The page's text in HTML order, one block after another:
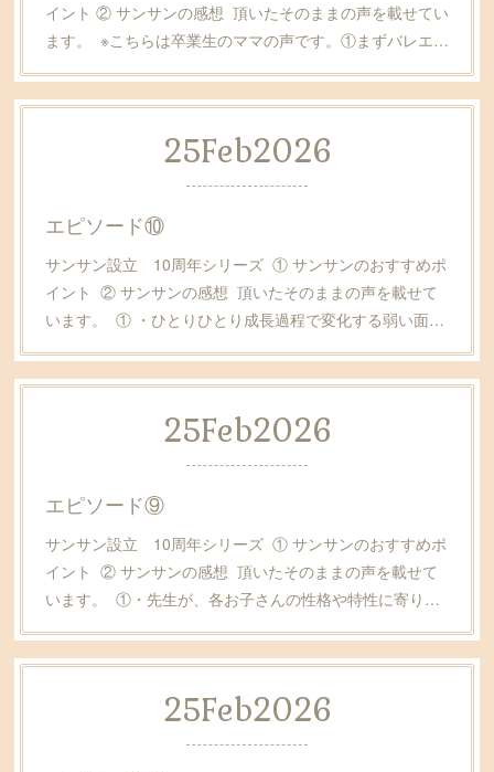
イント ② サンサンの感想 頂いたそのままの声を載せてい
ます。 ※こちらは卒業生のママの声です。①まずバレエ…
25Feb2026
エピソード⑩
サンサン設立 10周年シリーズ ① サンサンのおすすめポ
イント ② サンサンの感想 頂いたそのままの声を載せて
います。 ① ・ひとりひとり成長過程で変化する弱い面…
25Feb2026
エピソード⑨
サンサン設立 10周年シリーズ ① サンサンのおすすめポ
イント ② サンサンの感想 頂いたそのままの声を載せて
います。 ①・先生が、各お子さんの性格や特性に寄り…
25Feb2026